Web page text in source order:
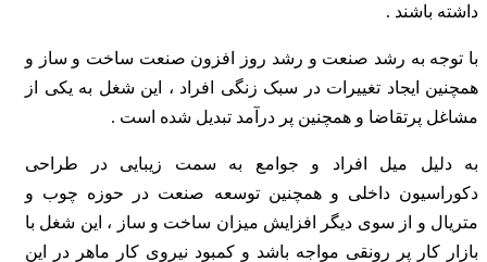
داشته باشند .
با توجه به رشد صنعت و رشد روز افزون صنعت ساخت و ساز و
همچنین ایجاد تغییرات در سبک زنگی افراد ، این شغل به یکی از
مشاغل پرتقاضا و همچنین پر درآمد تبدیل شده است .
به دلیل میل افراد و جوامع به سمت زیبایی در طراحی
دکوراسیون داخلی و همچنین توسعه صنعت در حوزه چوب و
متریال و از سوی دیگر افزایش میزان ساخت و ساز ، این شغل با
بازار کار پر رونقی مواجه باشد و کمبود نیروی کار ماهر در این